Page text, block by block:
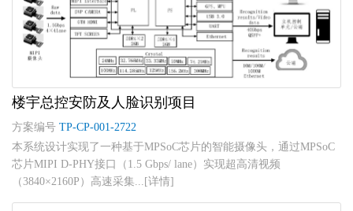
楼宇总控安防及人脸识别项目
方案编号 TP-CP-001-2722
本系统设计实现了一种基于MPSoC芯片的智能摄像头，通过MPSoC
芯片MIPI D-PHY接口（1.5 Gbps/ lane）实现超高清视频
（3840×2160P）高速采集...[详情]